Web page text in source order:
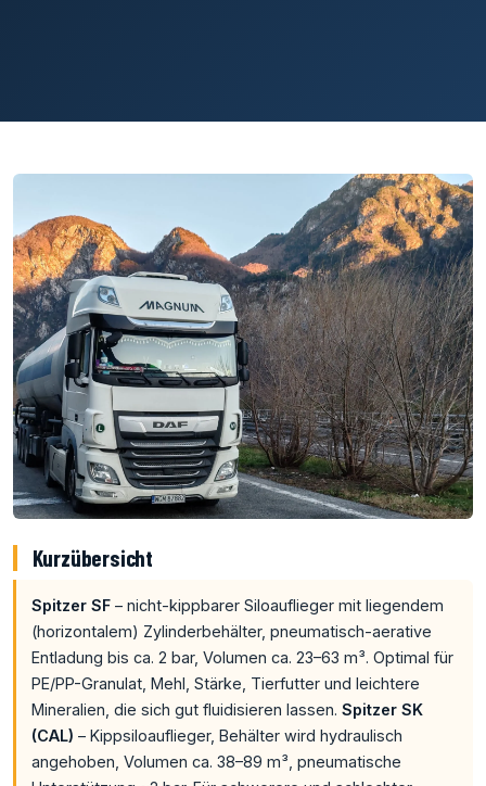
Kurzübersicht
Spitzer SF– nicht-kippbarer Siloauflieger mit liegendem
(horizontalem) Zylinderbehälter, pneumatisch-aerative
Entladung bis ca. 2 bar, Volumen ca. 23–63 m³. Optimal für
PE/PP-Granulat, Mehl, Stärke, Tierfutter und leichtere
Mineralien, die sich gut fluidisieren lassen. Spitzer SK
(CAL) – Kippsiloauflieger, Behälter wird hydraulisch
angehoben, Volumen ca. 38–89 m³, pneumatische